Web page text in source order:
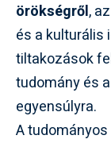
örökségről,
és a kulturális
tiltakozások
tudomány és
egyensúlyra.
A